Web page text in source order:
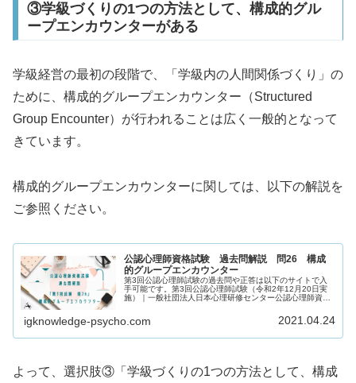
③学級づくりの1つの方法として、構成的グル
ープエンカウンターがある
学級経営の最初の段階で、「学級内の人間関係づくり」の
ために、構成的グループエンカウンター（Structured
Group Encounter）が行われることは広く一般的となって
きています。
構成的グループエンカウンターに関しては、以下の解説を
ご参照ください。
公認心理師資格試験 過去問解説 問26 構成
的グループエンカウンター
第3回公認心理師試験の過去問や正答は以下のサイトで入
手可能です。第3回公認心理師試験（令和2年12月20日実
施）｜一般社団法人日本心理研修センター公認心理師資格
igknowledge-psycho.com 2021.04.24
よって、選択肢③「学級づくりの1つの方法として、構成